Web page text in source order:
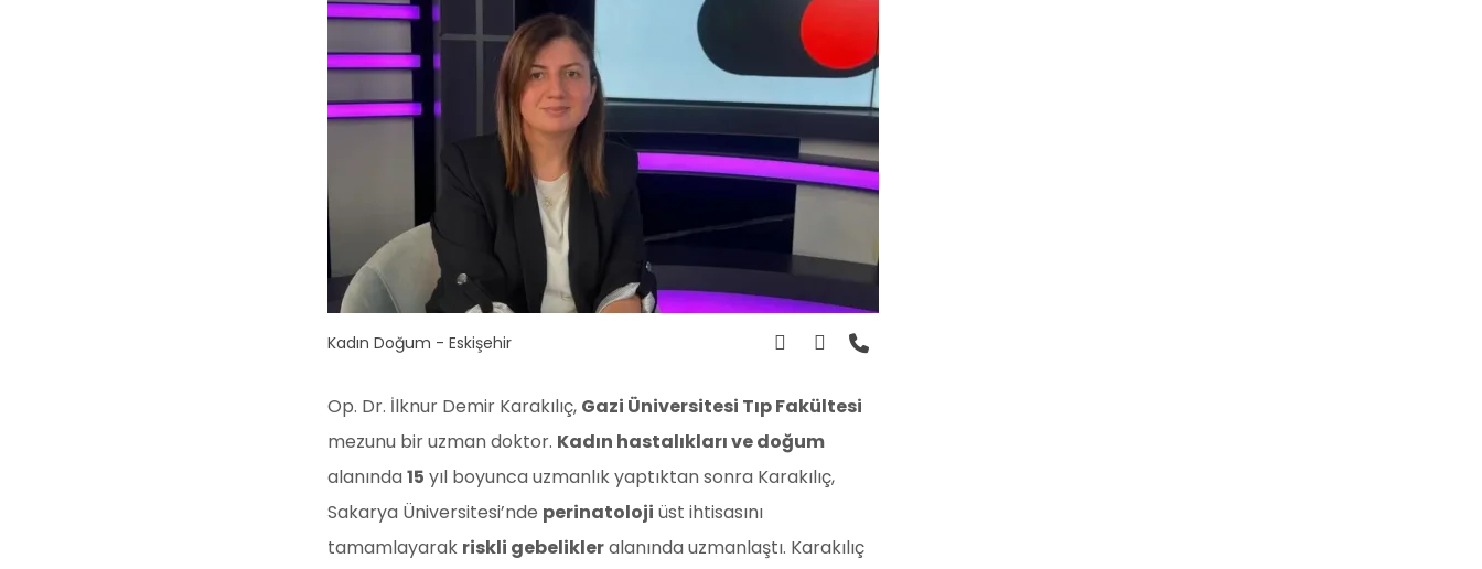
Kadın Doğum - Eskişehir
Op. Dr. İlknur Demir Karakılıç, Gazi Üniversitesi Tıp Fakültesi
mezunu bir uzman doktor. Kadın hastalıkları ve doğum
alanında15 yıl boyunca uzmanlık yaptıktan sonra Karakılıç,
Sakarya Üniversitesi’nde perinatoloji üst ihtisasını
tamamlayarak riskli gebelikleralanında uzmanlaştı. Karakılıç